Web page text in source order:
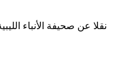
نقلا عن صحيفة الأنباء الليبية